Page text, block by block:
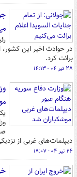
در حوادث اخیر این کشور،
برائت کرد.
۲۸ تیر ۰۴ - ۱۴:۱۳
دیپلمات‌های غربی از
۲۶ تیر ۰۴ - ۱۸:۰۷